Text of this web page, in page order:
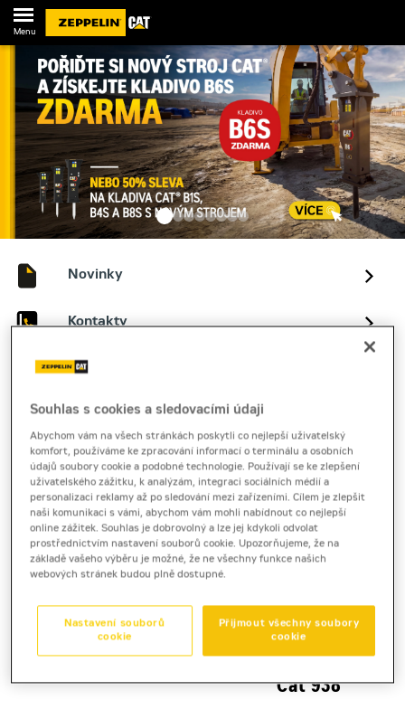
Menu
Novinky
Kontakty
Cat 938
Souhlas s cookies a sledovacími údaji
Abychom vám na všech stránkách poskytli co nejlepší uživatelský
komfort, používáme ke zpracování informací o terminálu a osobních
údajů soubory cookie a podobné technologie. Používají se ke zlepšení
uživatelského zážitku, k analýzám, integraci sociálních médií a
personalizaci reklamy až po sledování mezi zařízeními. Cílem je zlepšit
naši komunikaci s vámi, abychom vám mohli nabídnout co nejlepší
online zážitek. Souhlas je dobrovolný a lze jej kdykoli odvolat
prostřednictvím nastavení souborů cookie. Upozorňujeme, že na
základě vašeho výběru je možné, že ne všechny funkce našich
webových stránek budou plně dostupné.
Přijmout všechny soubory
cookie
Nastavení souborů
cookie